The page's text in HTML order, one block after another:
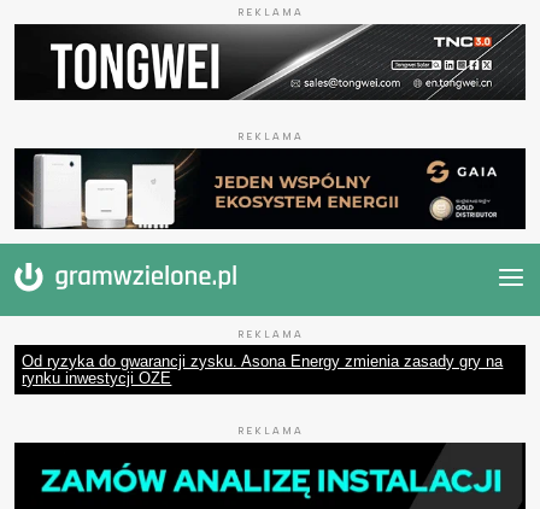
REKLAMA
REKLAMA
REKLAMA
Od ryzyka do gwarancji zysku. Asona Energy zmienia zasady gry na
rynku inwestycji OZE
REKLAMA